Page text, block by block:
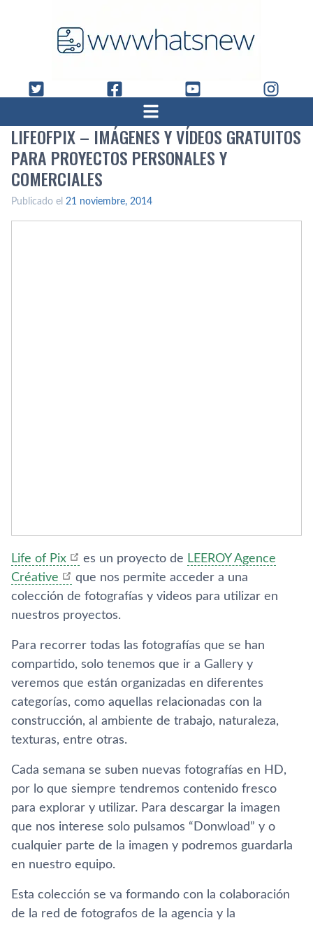
LIFEOFPIX – IMÁGENES Y VÍ­DEOS GRATUITOS
PARA PROYECTOS PERSONALES Y
COMERCIALES
Publicado el 21 noviembre, 2014
Life of Pix es un proyecto de LEEROY Agence
Créative
que nos permite acceder a una
colección de fotografí­as y videos para utilizar en
nuestros proyectos.
Para recorrer todas las fotografí­as que se han
compartido, solo tenemos que ir a Gallery y
veremos que están organizadas en diferentes
categorí­as, como aquellas relacionadas con la
construcción, al ambiente de trabajo, naturaleza,
texturas, entre otras.
Cada semana se suben nuevas fotografí­as en HD,
por lo que siempre tendremos contenido fresco
para explorar y utilizar. Para descargar la imagen
que nos interese solo pulsamos “Donwload” y o
cualquier parte de la imagen y podremos guardarla
en nuestro equipo.
Esta colección se va formando con la colaboración
de la red de fotografos de la agencia y la